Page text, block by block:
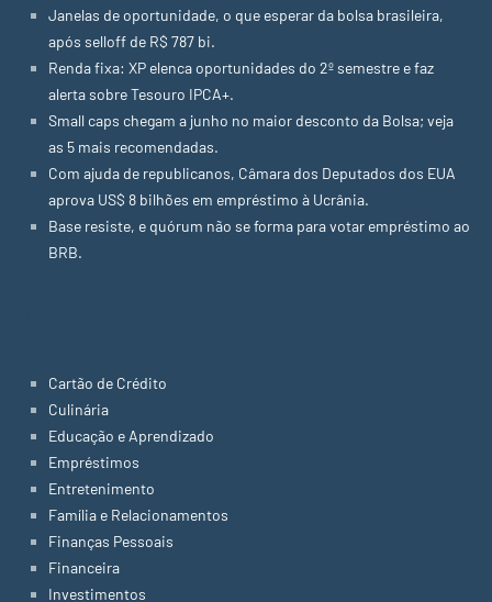
Janelas de oportunidade, o que esperar da bolsa brasileira,
após selloff de R$ 787 bi.
Renda fixa: XP elenca oportunidades do 2º semestre e faz
alerta sobre Tesouro IPCA+.
Small caps chegam a junho no maior desconto da Bolsa; veja
as 5 mais recomendadas.
Com ajuda de republicanos, Câmara dos Deputados dos EUA
aprova US$ 8 bilhões em empréstimo à Ucrânia.
Base resiste, e quórum não se forma para votar empréstimo ao
BRB.
Cartão de Crédito
Culinária
Educação e Aprendizado
Empréstimos
Entretenimento
Família e Relacionamentos
Finanças Pessoais
Financeira
Investimentos